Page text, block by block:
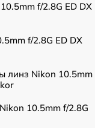
f/2.8G ED DX
f/2.8G ED DX
линз Nikon 10.5mm
10.5mm f/2.8G